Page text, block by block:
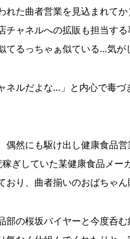
た曲者営業を見込まれて
ャネルへの拡販も担当す
るっちゃぁ似ている…気が
ルだよな…」と内心で毒づ
然にも駆け出し健康食品
ぎしていた某健康食品メー
り、曲者揃いのおばちゃん
の桜坂バイヤーと今度呑